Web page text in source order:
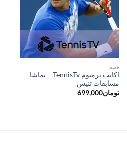
فیلم
اکانت پرمیوم TennisTv – تماشا
مسابقات تنیس
تومان699,000